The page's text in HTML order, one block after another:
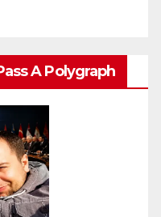
A Polygraph